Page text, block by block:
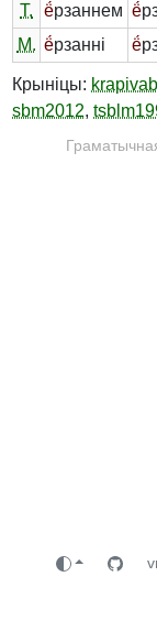
Т.
ё́рзаннем ё́
М. ё́рзанні ё́
Крыніцы:
sbm2012,